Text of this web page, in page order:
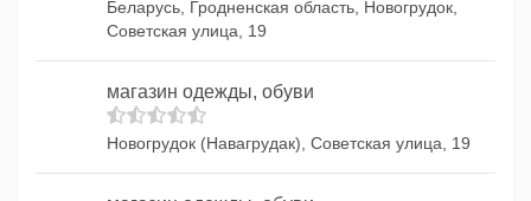
Беларусь, Гродненская область, Новогрудок,
Советская улица, 19
магазин одежды, обуви
Новогрудок (Навагрудак), Советская улица, 19